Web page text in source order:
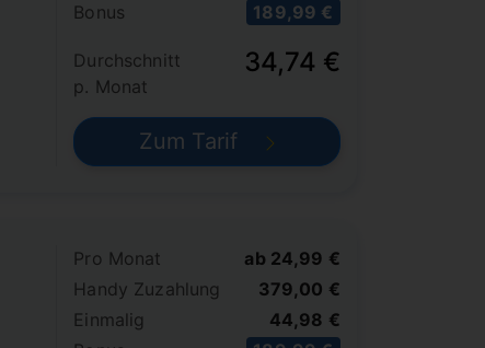
Bonus
189,99 €
Durchschnitt
p. Monat
34,74 €
Zum Tarif
Pro Monat
Handy Zuzahlung
Einmalig
ab 24,99 €
379,00 €
44,98 €